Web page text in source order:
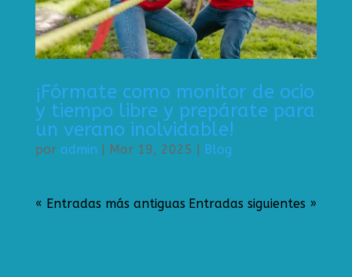
¡Fórmate como monitor de ocio
y tiempo libre y prepárate para
un verano inolvidable!
por admin | Mar 19, 2025 | Blog
« Entradas más antiguas Entradas siguientes »